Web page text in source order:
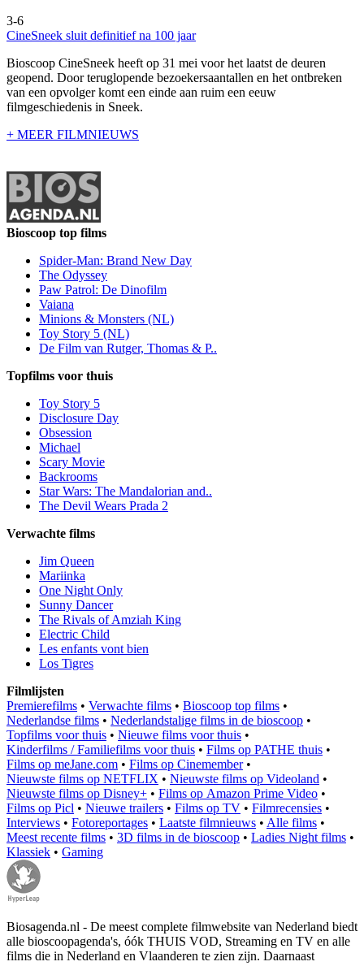
3-6
CineSneek sluit definitief na 100 jaar
Bioscoop CineSneek heeft op 31 mei voor het laatst de deuren
geopend. Door teruglopende bezoekersaantallen en het ontbreken
van een opvolger komt een einde aan ruim een eeuw
filmgeschiedenis in Sneek.
+ MEER FILMNIEUWS
Bioscoop top films
Spider-Man: Brand New Day
The Odyssey
Paw Patrol: De Dinofilm
Vaiana
Minions & Monsters (NL)
Toy Story 5 (NL)
De Film van Rutger, Thomas & P..
Topfilms voor thuis
Toy Story 5
Disclosure Day
Obsession
Michael
Scary Movie
Backrooms
Star Wars: The Mandalorian and..
The Devil Wears Prada 2
Verwachte films
Jim Queen
Mariinka
One Night Only
Sunny Dancer
The Rivals of Amziah King
Electric Child
Les enfants vont bien
Los Tigres
Filmlijsten
Premierefilms • Verwachte films • Bioscoop top films •
Nederlandse films • Nederlandstalige films in de bioscoop •
Topfilms voor thuis • Nieuwe films voor thuis •
Kinderfilms / Familiefilms voor thuis • Films op PATHE thuis •
Films op meJane.com • Films op Cinemember•
Nieuwste films op NETFLIX • Nieuwste films op Videoland •
Nieuwste films op Disney+ • Films op Amazon Prime Video •
Films op Picl • Nieuwe trailers • Films op TV • Filmrecensies •
Interviews • Fotoreportages • Laatste filmnieuws • Alle films •
Meest recente films • 3D films in de bioscoop • Ladies Night films •
Klassiek • Gaming
Biosagenda.nl - De meest complete filmwebsite van Nederland biedt
alle bioscoopagenda's, óók THUIS VOD, Streaming en TV en alle
films die in Nederland en Vlaanderen te zien zijn. Daarnaast